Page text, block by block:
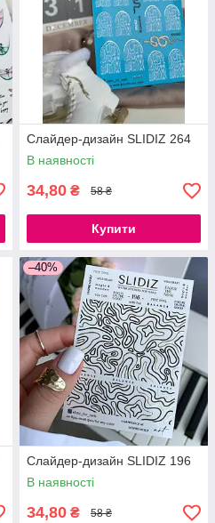
Слайдер-дизайн SLIDIZ 264
В наявності
34,80 ₴ 58 ₴
Купити
–40%
Слайдер-дизайн SLIDIZ 196
В наявності
34,80 ₴ 58 ₴